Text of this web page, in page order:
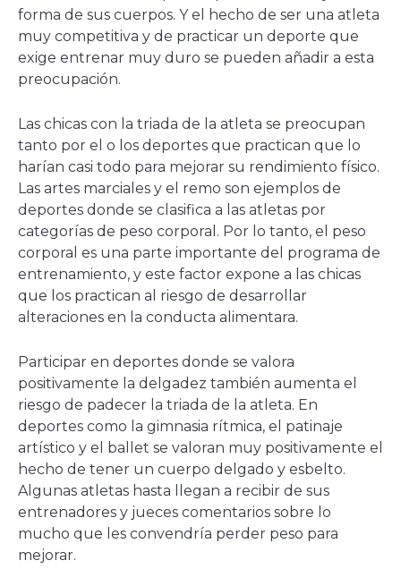
forma de sus cuerpos. Y el hecho de ser una atleta
muy competitiva y de practicar un deporte que
exige entrenar muy duro se pueden añadir a esta
preocupación.
Las chicas con la triada de la atleta se preocupan
tanto por el o los deportes que practican que lo
harían casi todo para mejorar su rendimiento físico.
Las artes marciales y el remo son ejemplos de
deportes donde se clasifica a las atletas por
categorías de peso corporal. Por lo tanto, el peso
corporal es una parte importante del programa de
entrenamiento, y este factor expone a las chicas
que los practican al riesgo de desarrollar
alteraciones en la conducta alimentara.
Participar en deportes donde se valora
positivamente la delgadez también aumenta el
riesgo de padecer la triada de la atleta. En
deportes como la gimnasia rítmica, el patinaje
artístico y el ballet se valoran muy positivamente el
hecho de tener un cuerpo delgado y esbelto.
Algunas atletas hasta llegan a recibir de sus
entrenadores y jueces comentarios sobre lo
mucho que les convendría perder peso para
mejorar.